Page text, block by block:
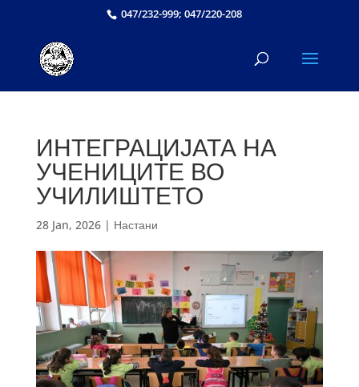
047/232-999; 047/220-208
ИНТЕГРАЦИЈАТА НА
УЧЕНИЦИТЕ ВО
УЧИЛИШТЕТО
28 Jan, 2026| Настани